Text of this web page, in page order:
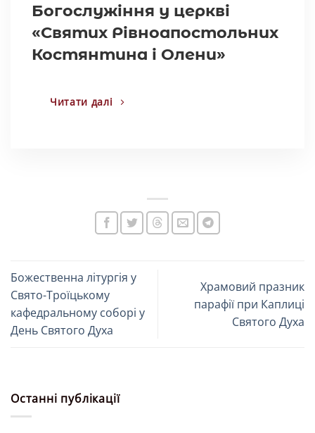
Богослужіння у церкві
«Святих Рівноапостольних
Костянтина і Олени»
Читати далі
Божественна літургія у
Свято-Троїцькому
кафедральному соборі у
День Святого Духа
Храмовий празник
парафії при Каплиці
Святого Духа
Останні публікації